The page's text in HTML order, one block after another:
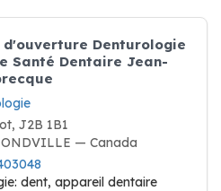
d'ouverture Denturologie
Santé Dentaire Jean-
J2B 1B1
— Canada
dent, appareil dentaire